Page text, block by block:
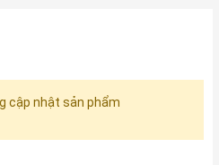
cập nhật sản phẩm